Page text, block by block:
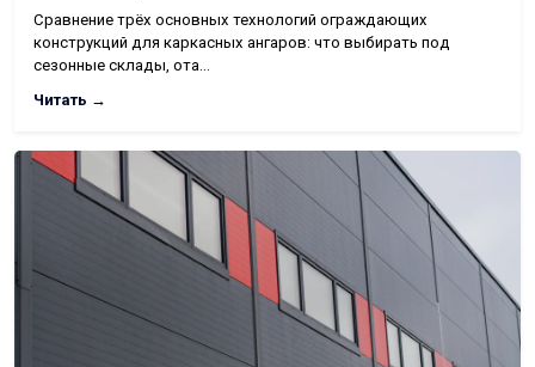
Сравнение трёх основных технологий ограждающих
конструкций для каркасных ангаров: что выбирать под
сезонные склады, ота…
Читать →